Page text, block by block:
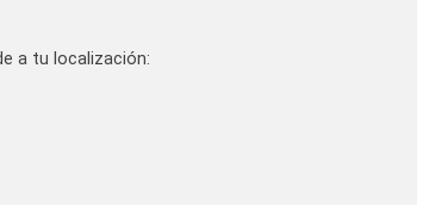
a tu localización: